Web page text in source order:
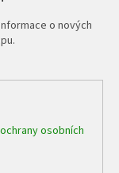
o nových
osobních